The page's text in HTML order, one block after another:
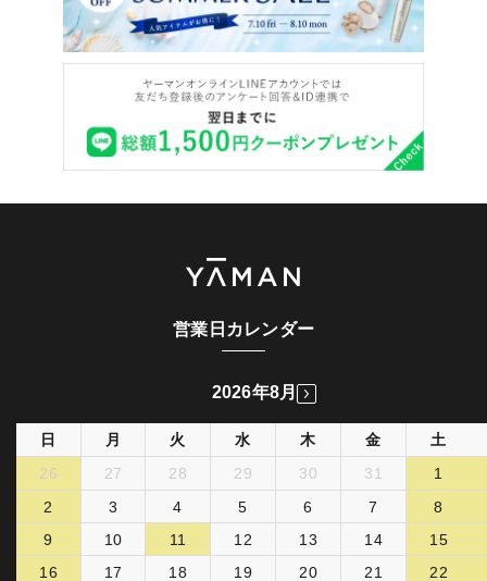
営業日カレンダー
2026年8月
日 月 火 水 木 金
土
26
27 28 29 30 31
1
2
3 4 5 6 7
8
9
10 11 12 13 14
15
16
17 18 19 20 21
22